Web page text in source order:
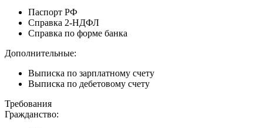
Паспорт РФ
Справка 2-НДФЛ
Справка по форме банка
Дополнительные:
Выписка по зарплатному счету
Выписка по дебетовому счету
Требования
Гражданство: